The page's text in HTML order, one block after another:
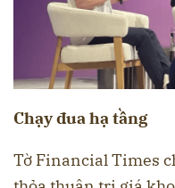
Chạy đua hạ tầng
Tờ Financial Times